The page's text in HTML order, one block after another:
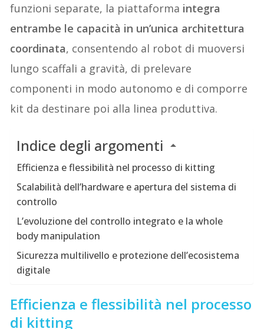
funzioni separate, la piattaforma integra
entrambe le capacità in un’unica architettura
coordinata, consentendo al robot di muoversi
lungo scaffali a gravità, di prelevare
componenti in modo autonomo e di comporre
kit da destinare poi alla linea produttiva.
Indice degli argomenti
Efficienza e flessibilità nel processo di kitting
Scalabilità dell’hardware e apertura del sistema di
controllo
L’evoluzione del controllo integrato e la whole
body manipulation
Sicurezza multilivello e protezione dell’ecosistema
digitale
Efficienza e flessibilità nel processo
di kitting